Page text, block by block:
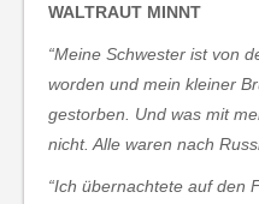
WALTRAUT MINNT
“Meine Schwester ist von
worden und mein kleiner
gestorben. Und was mit
nicht. Alle waren nach
“Ich übernachtete auf den